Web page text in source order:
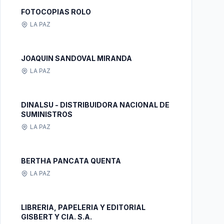
FOTOCOPIAS ROLO
LA PAZ
JOAQUIN SANDOVAL MIRANDA
LA PAZ
DINALSU - DISTRIBUIDORA NACIONAL DE
SUMINISTROS
LA PAZ
BERTHA PANCATA QUENTA
LA PAZ
LIBRERIA, PAPELERIA Y EDITORIAL
GISBERT Y CIA. S.A.